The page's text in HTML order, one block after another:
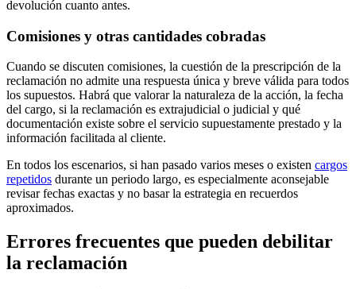
devolución cuanto antes.
Comisiones y otras cantidades cobradas
Cuando se discuten comisiones, la cuestión de la prescripción de la
reclamación no admite una respuesta única y breve válida para todos
los supuestos. Habrá que valorar la naturaleza de la acción, la fecha
del cargo, si la reclamación es extrajudicial o judicial y qué
documentación existe sobre el servicio supuestamente prestado y la
información facilitada al cliente.
En todos los escenarios, si han pasado varios meses o existen cargos
repetidos durante un periodo largo, es especialmente aconsejable
revisar fechas exactas y no basar la estrategia en recuerdos
aproximados.
Errores frecuentes que pueden debilitar
la reclamación